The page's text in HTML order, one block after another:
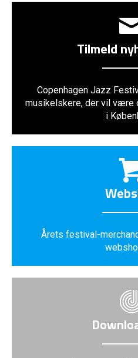
Tilmeld
Copenhagen Jazz
musikelskere, der vil være
i
Årets festival-